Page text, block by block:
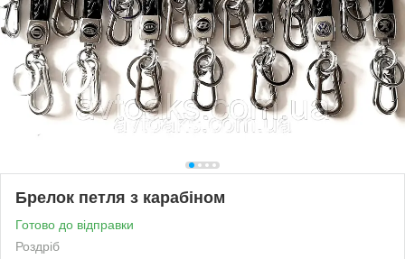
Брелок петля з карабіном
Готово до відправки
Роздріб